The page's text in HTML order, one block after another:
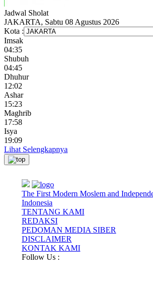
Jadwal Sholat
JAKARTA, Sabtu 08 Agustus 2026
Kota :
Imsak
04:35
Shubuh
04:45
Dhuhur
12:02
Ashar
15:23
Maghrib
17:58
Isya
19:09
Lihat Selengkapnya
The First Modern Moslem and
Indonesia
TENTANG KAMI
REDAKSI
PEDOMAN MEDIA SIBER
DISCLAIMER
KONTAK KAMI
Follow Us :